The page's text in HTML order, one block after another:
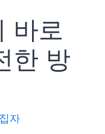
바로
한 방
자